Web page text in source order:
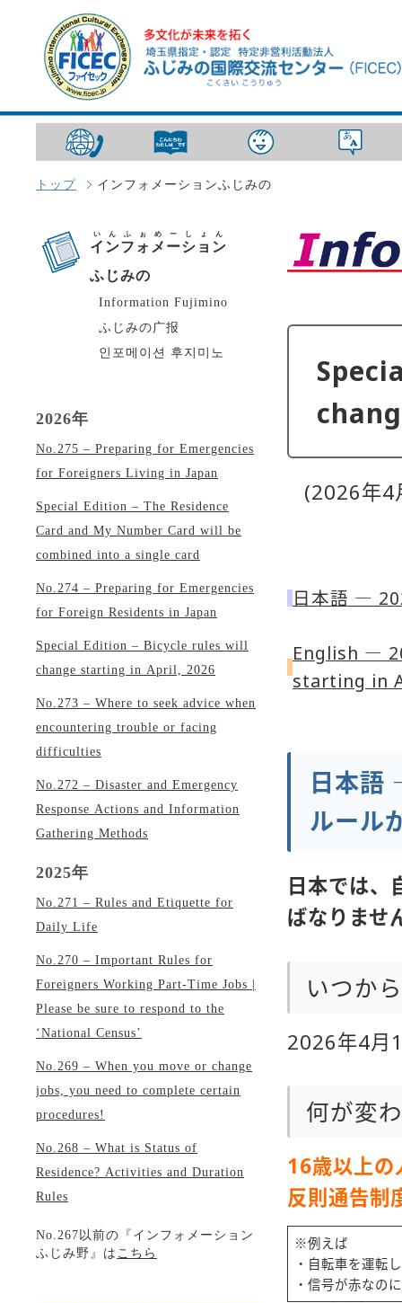
トップ インフォメーションふじみの
インフォメーション
いんふぉめーしょん
ふじみの
Information Fujimino
ふじみの广报
인포메이션 후지미노
2026年
No.275 – Preparing for Emergencies
for Foreigners Living in Japan
Special Edition – The Residence
Card and My Number Card will be
combined into a single card
No.274 – Preparing for Emergencies
for Foreign Residents in Japan
Special Edition – Bicycle rules will
change starting in April, 2026
No.273 – Where to seek advice when
encountering trouble or facing
difficulties
No.272 – Disaster and Emergency
Response Actions and Information
Gathering Methods
2025年
No.271 – Rules and Etiquette for
Daily Life
No.270 – Important Rules for
Foreigners Working Part-Time Jobs |
Please be sure to respond to the
‘National Census’
No.269 – When you move or change
jobs, you need to complete certain
procedures!
No.268 – What is Status of
Residence? Activities and Duration
Rules
No.267以前の『インフォメーション
ふじみ野』は こちら
(2026年
日本語 ―
English ―
starting in
日本語
ルール
日本では、
ばなりませ
いつか
2026年4月
何が変
16歳以上の
反則通告制
※例えば
・自転車を運転
・信号が赤なの